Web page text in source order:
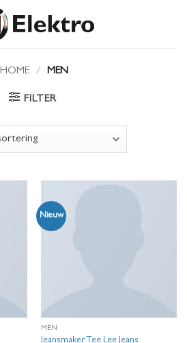
HOME / MEN
FILTER
Nieuw
MEN
Jeansmaker Tee Lee Jeans